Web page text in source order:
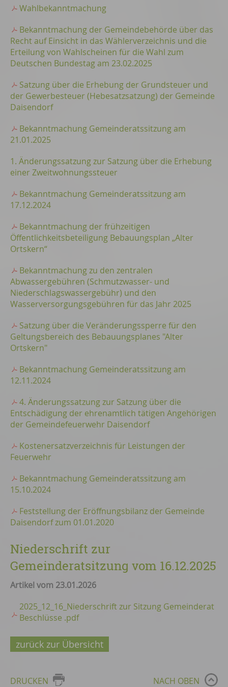
Wahlbekanntmachung
Bekanntmachung der Gemeindebehörde über das
Recht auf Einsicht in das Wählerverzeichnis und die
Erteilung von Wahlscheinen für die Wahl zum
Deutschen Bundestag am 23.02.2025
Satzung über die Erhebung der Grundsteuer und
der Gewerbesteuer (Hebesatzsatzung) der Gemeinde
Daisendorf
Bekanntmachung Gemeinderatssitzung am
21.01.2025
1. Änderungssatzung zur Satzung über die Erhebung
einer Zweitwohnungssteuer
Bekanntmachung Gemeinderatssitzung am
17.12.2024
Bekanntmachung der frühzeitigen
Öffentlichkeitsbeteiligung Bebauungsplan „Alter
Ortskern“
Bekanntmachung zu den zentralen
Abwassergebühren (Schmutzwasser- und
Niederschlagswassergebühr) und den
Wasserversorgungsgebühren für das Jahr 2025
Satzung über die Veränderungssperre für den
Geltungsbereich des Bebauungsplanes "Alter
Ortskern"
Bekanntmachung Gemeinderatssitzung am
12.11.2024
4. Änderungssatzung zur Satzung über die
Entschädigung der ehrenamtlich tätigen Angehörigen
der Gemeindefeuerwehr Daisendorf
Kostenersatzverzeichnis für Leistungen der
Feuerwehr
Bekanntmachung Gemeinderatssitzung am
15.10.2024
Feststellung der Eröffnungsbilanz der Gemeinde
Daisendorf zum 01.01.2020
Niederschrift zur
Gemeinderatsitzung vom 16.12.2025
Artikel vom 23.01.2026
2025_12_16_Niederschrift zur Sitzung Gemeinderat
Beschlüsse .pdf
zurück zur Übersicht
DRUCKEN NACH OBEN